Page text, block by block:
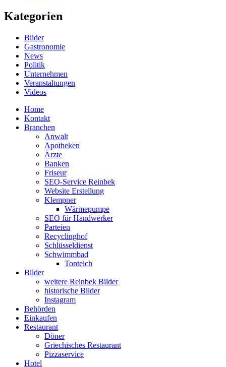
Kategorien
Bilder
Gastronomie
News
Politik
Unternehmen
Veranstaltungen
Videos
Home
Kontakt
Branchen
Anwalt
Apotheken
Ärzte
Banken
Friseur
SEO-Service Reinbek
Website Erstellung
Klempner
Wärmepumpe
SEO für Handwerker
Parteien
Recyclinghof
Schlüsseldienst
Schwimmbad
Tonteich
Bilder
weitere Reinbek Bilder
historische Bilder
Instagram
Behörden
Einkaufen
Restaurant
Döner
Griechisches Restaurant
Pizzaservice
Hotel